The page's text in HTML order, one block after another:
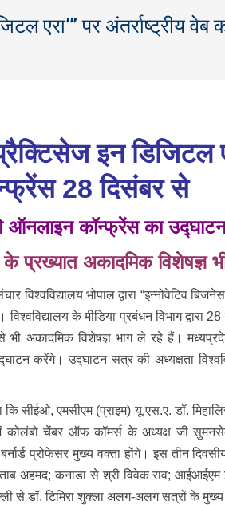
एरा’” पर अंतर्राष्ट्रीय
इन डिजिटल
28 दिसंबर से
ऑनलाइन कॉन्फ्रेंस का
प्रख्यात अकादमिक विशेषज्ञ
विश्वविद्यालय भोपाल द्वारा “इन्नोवेटिव
के मीडिया प्रबंधन विभाग
भी अकादमिक विशेषज्ञ भाग ले रहे हैं।
करेंगे। उद्घाटन सत्र की अध्यक्षता
कि सीईओ, एमसीएम (प्राइम) यू.एस.ए. डॉ.
चेंबर ऑफ कॉमर्स के अध्यक्ष जी
प्रोफेसर मुख्य वक्ता होंगे। इस तीन
अहमद; कनाडा से श्री विवेक राव;
से डॉ. टिमिरा शुक्ला अलग-अलग सत्रों के मुख्य